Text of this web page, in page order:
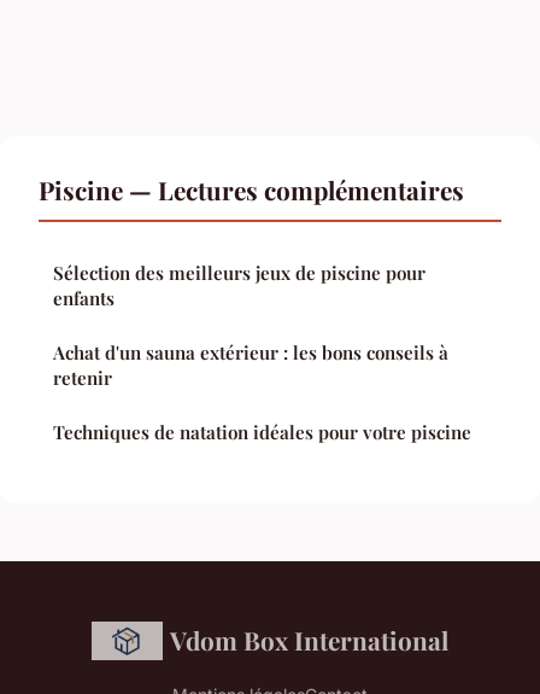
Piscine — Lectures complémentaires
Sélection des meilleurs jeux de piscine pour
enfants
Achat d'un sauna extérieur : les bons conseils à
retenir
Techniques de natation idéales pour votre piscine
Vdom Box International